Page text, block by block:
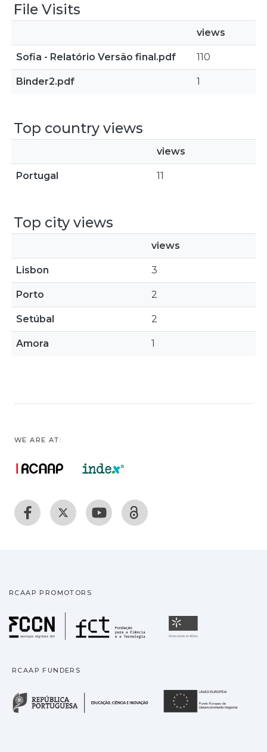
File Visits
views
Sofia - Relatório Versão final.pdf 110
Binder2.pdf 1
Top country views
views
Portugal 11
Top city views
views
Lisbon 3
Porto 2
Setúbal 2
Amora 1
WE ARE AT:
RCAAP PROMOTORS
Fundação para a
RCAAP FUNDERS
República Portuguesa